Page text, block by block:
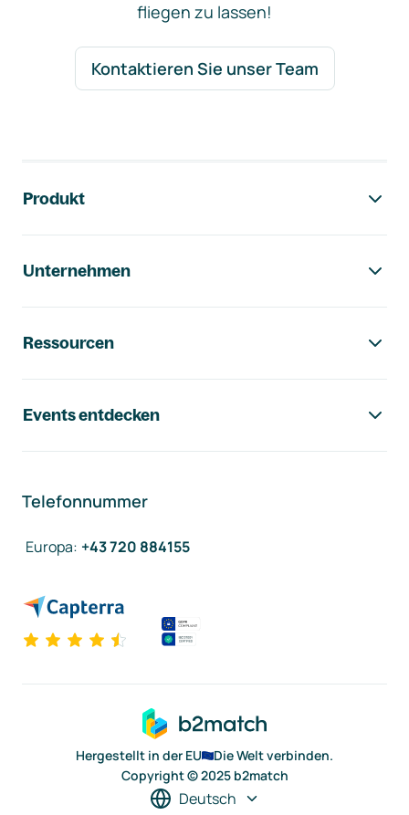
fliegen zu lassen!
Kontaktieren Sie unser Team
Produkt
Unternehmen
Ressourcen
Events entdecken
Telefonnummer
Europa: +43 720 884155
Hergestellt in der EU
Die Welt verbinden.
Copyright © 2025 b2match
Deutsch